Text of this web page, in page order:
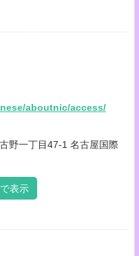
aboutnic/access/
野一丁目47-1 名古屋国際
表示